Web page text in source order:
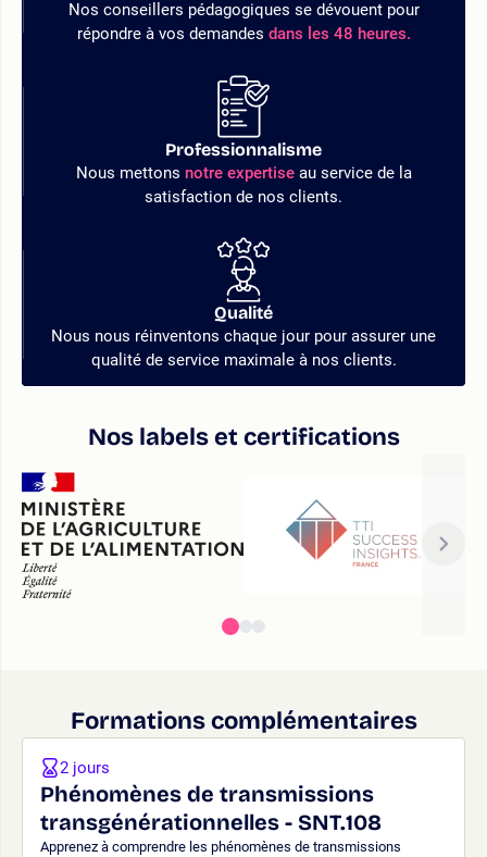
Nos conseillers pédagogiques se dévouent pour
répondre à vos demandes dans les 48 heures.
Professionnalisme
Nous mettons notre expertiseau service de la
satisfaction de nos clients.
Qualité
Nous nous réinventons chaque jour pour assurer une
qualité de service maximale à nos clients.
Nos labels et certifications
Formations complémentaires
Phénomènes de transmissions
transgénérationnelles - SNT.108
Apprenez à comprendre les phénomènes de transmissions
2 jours